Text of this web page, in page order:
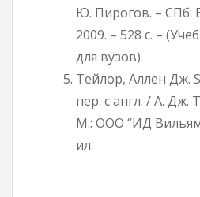
Ю. Пирогов. – СПб:
2009. – 528 с. –
для вузов).
Тейлор, Аллен Дж.
пер. с англ. / А. Дж.
М.: ООО “ИД
ил.